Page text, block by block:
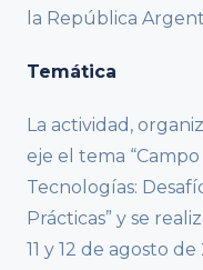
la República
Temática
La actividad,
eje el tema
Tecnologías:
Prácticas” y se
11 y 12 de agosto de